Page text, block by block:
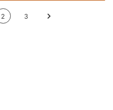
2 3 >